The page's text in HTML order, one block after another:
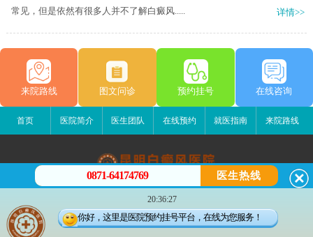
常见，但是依然有很多人并不了解白癜风.....
详情>>
来院路线 图文问诊 预约挂号 在线咨询
首页 医院简介 医生团队 在线预约 就医指南 来院路线
昆明白癜风医院
昆明市五华区护国路2号
版权所有：昆明白癜风医院
0871-64174769 医生热线
20:36:27
你好，这里是医院预约挂号平台，在线为您服务！